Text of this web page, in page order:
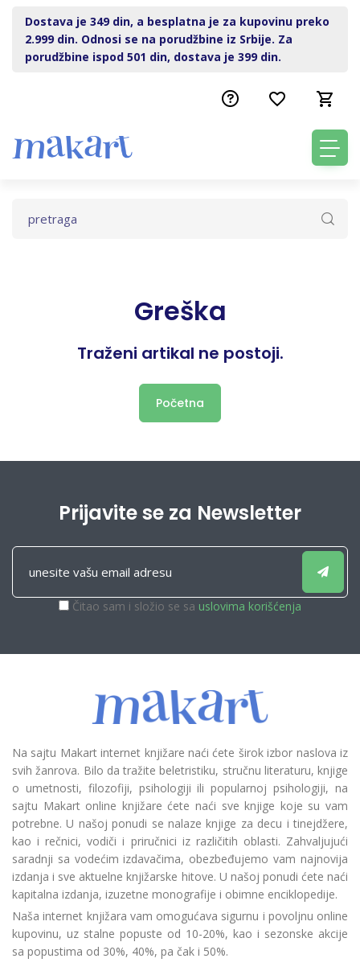
Dostava je 349 din, a besplatna je za kupovinu preko
2.999 din. Odnosi se na porudžbine iz Srbije. Za
porudžbine ispod 501 din, dostava je 399 din.
Greška
Traženi artikal ne postoji.
Početna
Prijavite se za Newsletter
Čitao sam i složio se sa uslovima korišćenja
Na sajtu Makart internet knjižare naći ćete širok izbor naslova iz
svih žanrova. Bilo da tražite beletristiku, stručnu literaturu, knjige
o umetnosti, filozofiji, psihologiji ili popularnoj psihologiji, na
sajtu Makart online knjižare ćete naći sve knjige koje su vam
potrebne. U našoj ponudi se nalaze knjige za decu i tinejdžere,
kao i rečnici, vodiči i priručnici iz različitih oblasti. Zahvaljujući
saradnji sa vodećim izdavačima, obezbeđujemo vam najnovija
izdanja i sve aktuelne knjižarske hitove. U našoj ponudi ćete naći
kapitalna izdanja, izuzetne monografije i obimne enciklopedije.
Naša internet knjižara vam omogućava sigurnu i povoljnu online
kupovinu, uz stalne popuste od 10-20%, kao i sezonske akcije
sa popustima od 30%, 40%, pa čak i 50%.